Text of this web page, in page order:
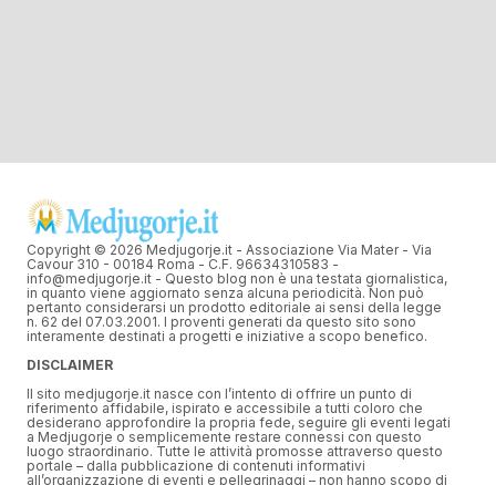
Copyright © 2026 Medjugorje.it - Associazione Via Mater - Via
Cavour 310 - 00184 Roma - C.F. 96634310583 -
info@medjugorje.it - Questo blog non è una testata giornalistica,
in quanto viene aggiornato senza alcuna periodicità. Non può
pertanto considerarsi un prodotto editoriale ai sensi della legge
n. 62 del 07.03.2001. I proventi generati da questo sito sono
interamente destinati a progetti e iniziative a scopo benefico.
DISCLAIMER
Il sito medjugorje.it nasce con l’intento di offrire un punto di
riferimento affidabile, ispirato e accessibile a tutti coloro che
desiderano approfondire la propria fede, seguire gli eventi legati
a Medjugorje o semplicemente restare connessi con questo
luogo straordinario. Tutte le attività promosse attraverso questo
portale – dalla pubblicazione di contenuti informativi
all’organizzazione di eventi e pellegrinaggi – non hanno scopo di